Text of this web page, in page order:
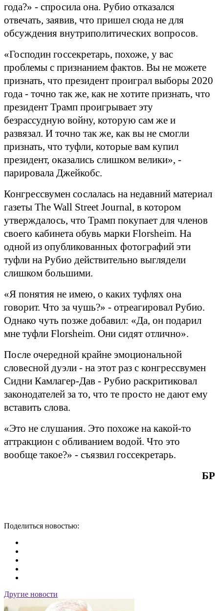
года?» - спросила она. Рубио отказался
отвечать, заявив, что пришел сюда не для
обсуждения внутриполитических вопросов.
«Господин госсекретарь, похоже, у вас
проблемы с признанием фактов. Вы не можете
признать, что президент проиграл выборы 2020
года - точно так же, как не хотите признать, что
президент Трамп проигрывает эту
безрассудную войну, которую сам же и
развязал. И точно так же, как вы не смогли
признать, что туфли, которые вам купил
президент, оказались слишком велики», -
парировала Джейкобс.
Конгрессвумен сослалась на недавний материал
газеты The Wall Street Journal, в котором
утверждалось, что Трамп покупает для членов
своего кабинета обувь марки Florsheim. На
одной из опубликованных фотографий эти
туфли на Рубио действительно выглядели
слишком большими.
«Я понятия не имею, о каких туфлях она
говорит. Что за чушь?» - отреагировал Рубио.
Однако чуть позже добавил: «Да, он подарил
мне туфли Florsheim. Они сидят отлично».
После очередной крайне эмоциональной
словесной дуэли - на этот раз с конгрессвумен
Сидни Камлагер-Дав - Рубио раскритиковал
законодателей за то, что те просто не дают ему
вставить слова.
«Это не слушания. Это похоже на какой-то
аттракцион с обливанием водой. Что это
вообще такое?» - съязвил госсекретарь.
БР
Поделиться новостью:
Другие новости